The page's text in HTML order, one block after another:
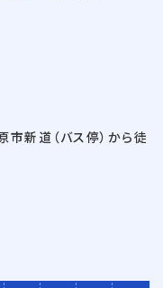
新道（バス停）から徒